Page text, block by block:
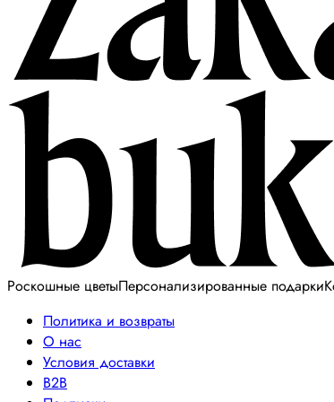
Роскошные цветыПерсонализированные подарки
Политика и возвраты
О нас
Условия доставки
B2B